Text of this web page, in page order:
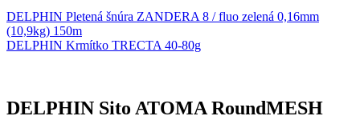
DELPHIN Pletená šnúra ZANDERA 8 / fluo zelená 0,16mm
(10,9kg) 150m
DELPHIN Krmítko TRECTA 40-80g
DELPHIN Sito ATOMA RoundMESH